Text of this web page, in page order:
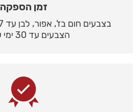
זמן הספקה
הצבעים עד 30 ימי עסקים